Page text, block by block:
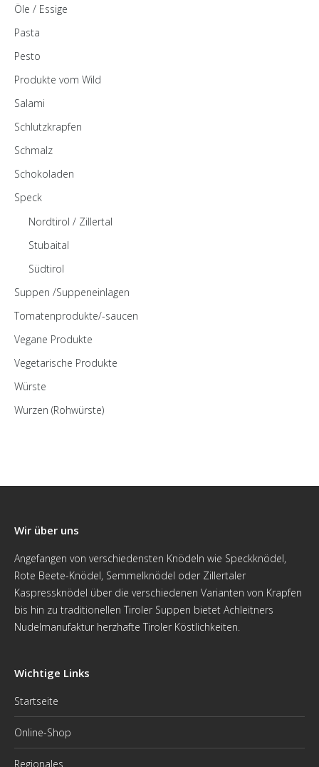
Öle / Essige
Pasta
Pesto
Produkte vom Wild
Salami
Schlutzkrapfen
Schmalz
Schokoladen
Speck
Nordtirol / Zillertal
Stubaital
Südtirol
Suppen /Suppeneinlagen
Tomatenprodukte/-saucen
Vegane Produkte
Vegetarische Produkte
Würste
Wurzen (Rohwürste)
Wir über uns
Angefangen von verschiedensten Knödeln wie Speckknödel,
Rote Beete-Knödel, Semmelknödel oder Zillertaler
Kaspressknödel über die verschiedenen Varianten von Krapfen
bis hin zu traditionellen Tiroler Suppen bietet Achleitners
Nudelmanufaktur herzhafte Tiroler Köstlichkeiten.
Wichtige Links
Startseite
Online-Shop
Regionales